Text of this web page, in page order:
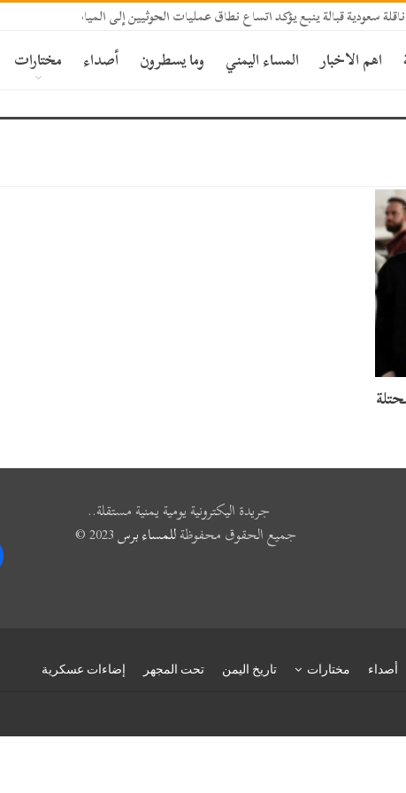
سعودية قبالة ينبع يؤكد اتساع نطاق عمليات الحوثيين إلى المياه الإقليمية السعودية
اهم الاخبار المساء اليمني وما يسطرون أصداء مختارات
جريدة اليكترونية يومية يمنية مستقلة..
جميع الحقوق محفوظةللمساء برس
أصداء مختارات تاريخ اليمن تحت المجهر إضاءات عسكرية